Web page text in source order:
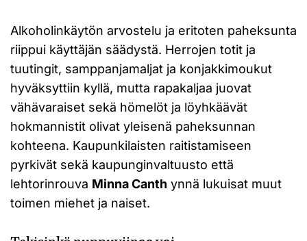
Alkoholinkäytön arvostelu ja eritoten paheksunta
riippui käyttäjän säädystä. Herrojen totit ja
tuutingit, samppanjamaljat ja konjakkimoukut
hyväksyttiin kyllä, mutta rapakaljaa juovat
vähävaraiset sekä hömelöt ja löyhkäävät
hokmannistit olivat yleisenä paheksunnan
kohteena. Kaupunkilaisten raitistamiseen
pyrkivät sekä kaupunginvaltuusto että
lehtorinrouva Minna Canth ynnä lukuisat muut
toimen miehet ja naiset.